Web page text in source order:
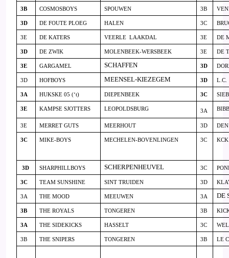
3B COSMOSBOYS SPOUWEN 3B
3D DE FOUTE PLOEG HALEN 3C
3E DE KATERS VEERLE LAAKDAL 3E DE
3D DE ZWIK MOLENBEEK-WERSBEEK 3E DE
3E GARGAMEL SCHAFFEN 3D
3D HOFBOYS MEENSEL-KIEZEGEM 3D L.C.
3A HUKSKE 05 (‘t) DIEPENBEEK 3C
3E KAMPSE SJOTTERS LEOPOLDSBURG 3A
3E MERRET GUTS MEERHOUT 3D
3C MIKE-BOYS MECHELEN-BOVENLINGEN 3C
3D SHARPHILLBOYS SCHERPENHEUVEL 3C
3C TEAM SUNSHINE SINT TRUIDEN 3D
3A THE MOOD MEEUWEN 3A DE
3B THE ROYALS TONGEREN 3B
3A THE SIDEKICKS HASSELT 3C
3B THE SNIPERS TONGEREN 3B LE